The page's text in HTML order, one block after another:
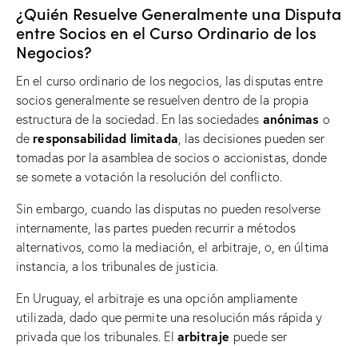
¿Quién Resuelve Generalmente una Disputa
entre Socios en el Curso Ordinario de los
Negocios?
En el curso ordinario de los negocios, las disputas entre
socios generalmente se resuelven dentro de la propia
estructura de la sociedad. En las sociedades anónimaso
de responsabilidad limitada , las decisiones pueden ser
tomadas por la asamblea de socios o accionistas, donde
se somete a votación la resolución del conflicto.
Sin embargo, cuando las disputas no pueden resolverse
internamente, las partes pueden recurrir a métodos
alternativos, como la mediación, el arbitraje, o, en última
instancia, a los tribunales de justicia.
En Uruguay, el arbitraje es una opción ampliamente
utilizada, dado que permite una resolución más rápida y
privada que los tribunales. Elarbitraje puede ser